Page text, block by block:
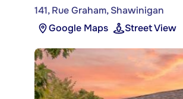
141, Rue Graham, Shawinigan
Google Maps
Street View